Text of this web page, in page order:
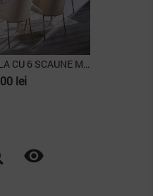
SET MASA EXTENSIBILA CU 6 SCAUNE MARIETTA
lei
